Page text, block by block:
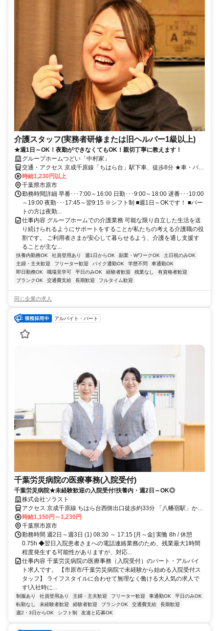
介護スタッフ(実務者研修または旧ヘルパー1級以上)
★週1日～OK！夜勤ができなくてもOK！親切丁寧に教えます！
グループホームつどい「中村家」
交通・アクセス 京成千原線「ちはら台」駅下車、徒歩8分 ★車・バイ
ク・自転車通勤OK（駐車場無料／ガソリン代支給：規定あり）★
時給1,230円以上
千葉県市原市
勤務時間詳細 早番･･･7:00～16:00 日勤･･･9:00～18:00 遅番･･･10:00
～19:00 夜勤･･･17:45～翌9:15 ※シフト制 ■週1日～OKです！ ■パー
トの方は夜勤...
仕事内容 グループホームでの介護業務 可能な限り自立した生活を送
り続けられるようにサポートをすることが私たちの考える介護職の役
割です。 ご利用者さまが安心して暮らせるよう、介護を通し支援す
ることが主な...
扶養内勤務OK 社員登用あり 週1日からOK 副業・WワークOK
土日祝のみOK
主婦・主夫歓迎
フリーター歓迎 バイク通勤OK 学歴不問
車通勤OK
即日勤務OK
職場見学可 平日のみOK 経験者歓迎 残業なし
有資格者歓迎
ブランクOK
交通費支給 長期歓迎 フルタイム歓迎
同じ企業の求人
アルバイト・パート
千葉労災病院の医療事務(入院受付)
千葉労災病院★未経験歓迎の入院受付!扶養内・週2日～OK◎
株式会社ソラスト
アクセス 京成千原線 ちはら台西側出口徒歩約33分 「八幡宿駅」から
バス20分
時給1,150円～1,230円
千葉県市原市
勤務時間 週2日～週3日 (1) 08:30 ～ 17:15 [月～金] 実働 8h / 休憩
0.75h ◆翌日入院患者さまへの電話連絡業務のため、残業最大1時間
程度発生する可能性がありますが、対応...
仕事内容 千葉労災病院の医療事務（入院受付）のパート・アルバイ
ト求人です。 【市原市/千葉労災病院で未経験から始める入院受付ス
タッフ】 ライフスタイルに合わせて無理なく働ける大人気の求人で
す!入社時に...
制服あり 社員登用あり 主婦・主夫歓迎 フリーター歓迎 車通勤OK
平日のみOK
転勤なし
未経験者歓迎 経験者歓迎 ブランクOK 交通費支給
長期歓迎
週2・3日からOK
シフト制 友達と応募OK